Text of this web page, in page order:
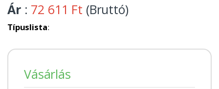
Ár : 72 611 Ft (Bruttó)
Típuslista:
Vásárlás